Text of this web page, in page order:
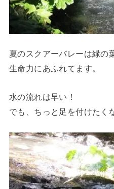
夏のスクアーバレーは緑の
生命力にあふれてます。
水の流れは早い！
でも、ちっと足を付けたく